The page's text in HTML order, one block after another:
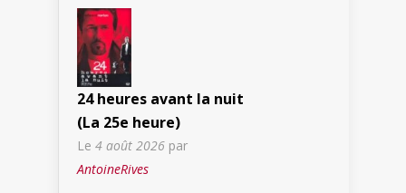
24 heures avant la nuit
(La 25e heure)
Le 4 août 2026 par
AntoineRives